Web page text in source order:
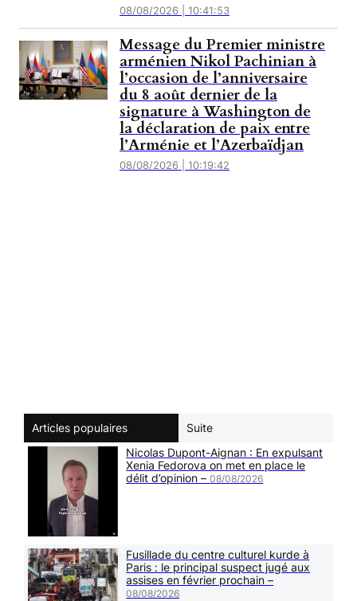
08/08/2026 | 10:41:53
Message du Premier ministre
arménien Nikol Pachinian à
l’occasion de l’anniversaire
du 8 août dernier de la
signature à Washington de
la déclaration de paix entre
l’Arménie et l’Azerbaïdjan
08/08/2026 | 10:19:42
Articles populaires
Suite
Nicolas Dupont-Aignan : En expulsant
Xenia Fedorova on met en place le
délit d’opinion –08/08/2026
Fusillade du centre culturel kurde à
Paris : le principal suspect jugé aux
assises en février prochain –
08/08/2026